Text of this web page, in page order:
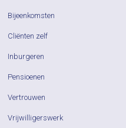
Bijeenkomsten
Cliënten zelf
Inburgeren
Pensioenen
Vertrouwen
Vrijwilligerswerk